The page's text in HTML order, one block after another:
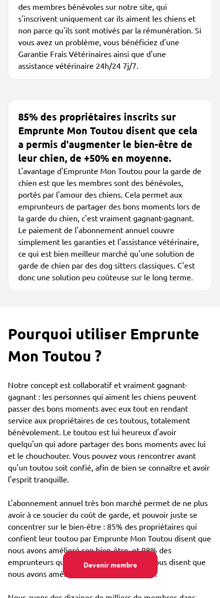
Devenir membre
des membres bénévoles sur notre site, qui
s'inscrivent uniquement car ils aiment les chiens et
non parce qu'ils sont motivés par la rémunération. Si
vous avez un problème, vous bénéficiez d'une
Garantie Frais Vétérinaires ainsi que d'une
assistance vétérinaire 24h/24 7j/7.
85% des propriétaires inscrits sur
Emprunte Mon Toutou disent que cela
a permis d'augmenter le bien-être de
leur chien, de +50% en moyenne.
L'avantage d'Emprunte Mon Toutou pour la garde de
chien est que les membres sont des bénévoles,
portés par l'amour des chiens. Cela permet aux
emprunteurs de partager des bons moments lors de
la garde du chien, c'est vraiment gagnant-gagnant.
Le paiement de l'abonnement annuel couvre
simplement les garanties et l'assistance vétérinaire,
ce qui est bien meilleur marché qu'une solution de
garde de chien par des dog sitters classiques. C'est
donc une solution peu coûteuse sur le long terme.
Pourquoi utiliser Emprunte
Mon Toutou ?
Notre concept est collaboratif et vraiment gagnant-
gagnant : les personnes qui aiment les chiens peuvent
passer des bons moments avec eux tout en rendant
service aux propriétaires de ces toutous, totalement
bénévolement. Le toutou est lui heureux d'avoir
quelqu'un qui adore partager des bons moments avec lui
et le chouchouter. Vous pouvez vous rencontrer avant
qu'un toutou soit confié, afin de bien se connaître et avoir
l'esprit tranquille.
L'abonnement annuel très bon marché permet de ne plus
avoir à ce soucier du coût de garde, et pouvoir juste se
concentrer sur le bien-être : 85% des propriétaires qui
confient leur toutou par Emprunte Mon Toutou disent que
nous avons amélioré son bien-être, et 98% des
emprunteurs qui s'occupent d'un toutou nous disent que
nous avons amélioré leur propre bien-être.